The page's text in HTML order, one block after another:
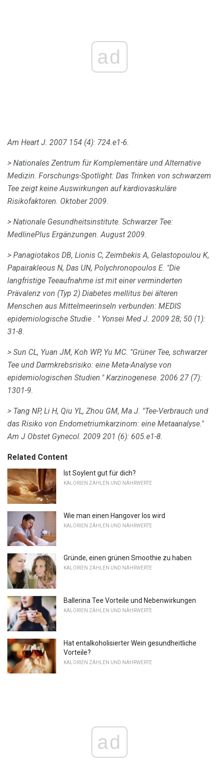
ad
Am Heart J. 2007 154 (4): 724.e1-6.
> Nationales Zentrum für Komplementäre und Alternative
Medizin. Forschungs-Spotlight: Das Trinken von schwarzem
Tee zeigt keine Auswirkungen auf kardiovaskuläre
Risikofaktoren. Oktober 2009.
> Nationale Gesundheitsinstitute. Schwarzer Tee:
MedlinePlus Ergänzungen. August 2009.
> Panagiotakos DB, Lionis C, Zeimbekis A, Gelastopoulou K,
Papairakleous N, Das UN, Polychronopoulos E. "Die
langfristige Teeaufnahme ist mit einer verminderten
Prävalenz von (Typ 2) Diabetes mellitus bei älteren
Menschen aus Mittelmeerinseln verbunden: MEDIS
epidemiologische Studie . " Yonsei Med J. 2009 28; 50 (1):
31-8.
> Sun CL, Yuan JM, Koh WP, Yu MC. "Grüner Tee, schwarzer
Tee und Darmkrebsrisiko: eine Meta-Analyse von
epidemiologischen Studien." Karzinogenese. 2006 27 (7):
1301-9.
> Tang NP, Li H, Qiu YL, Zhou GM, Ma J. "Tee-Verbrauch und
das Risiko von Endometriumkarzinom: eine Metaanalyse."
Am J Obstet Gynecol. 2009 201 (6): 605.e1-8.
Related Content
Ist Soylent gut für dich?
KALORIEN ZÄHLEN UND NÄHRWERTE
Wie man einen Hangover los wird
KALORIEN ZÄHLEN UND NÄHRWERTE
Gründe, einen grünen Smoothie zu haben
KALORIEN ZÄHLEN UND NÄHRWERTE
Ballerina Tee Vorteile und Nebenwirkungen
KALORIEN ZÄHLEN UND NÄHRWERTE
Hat entalkoholisierter Wein gesundheitliche
Vorteile?
KALORIEN ZÄHLEN UND NÄHRWERTE
ad